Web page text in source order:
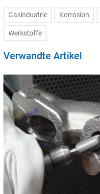
Gasindustrie Korrosion
Werkstoffe
Verwandte Artikel